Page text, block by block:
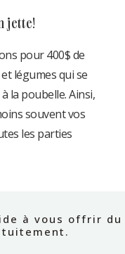
jette!
pour 400$ de
légumes qui se
la poubelle. Ainsi,
souvent vos
les parties